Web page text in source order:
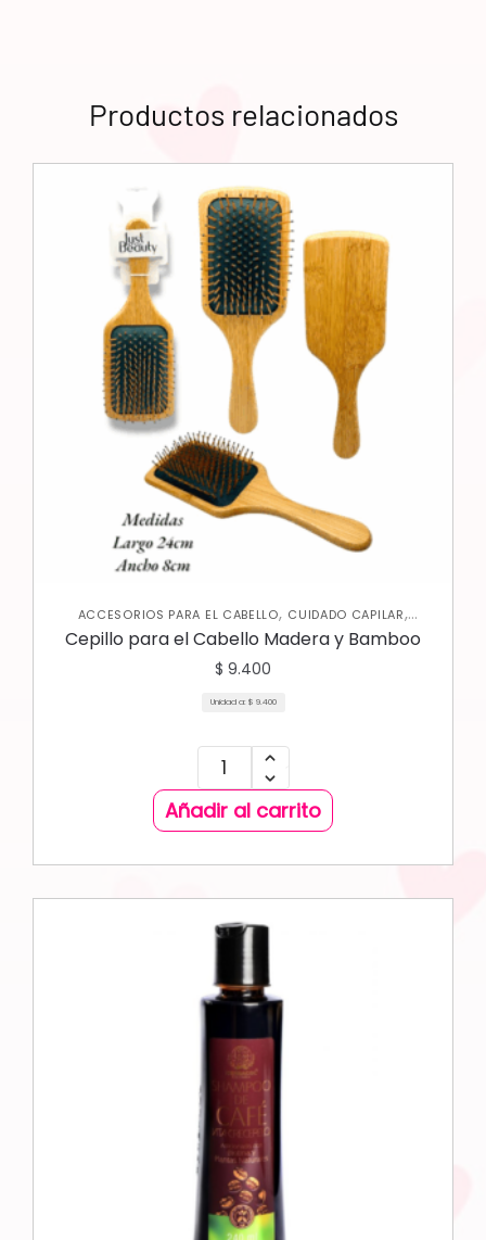
Productos relacionados
ACCESORIOS PARA EL CABELLO, CUIDADO CAPILAR,
VARIEDADES
Cepillo para el Cabello Madera y Bamboo
$ 9.400
Unidad a: $ 9.400
Añadir al carrito